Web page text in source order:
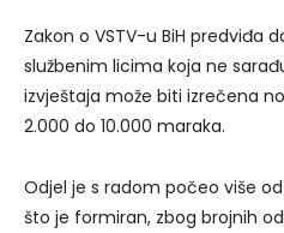
Zakon o VSTV-u BiH predviđa
službenim licima koja ne
izvještaja može biti izrečena
2.000 do 10.000 maraka.
Odjel je s radom počeo više
što je formiran, zbog brojnih